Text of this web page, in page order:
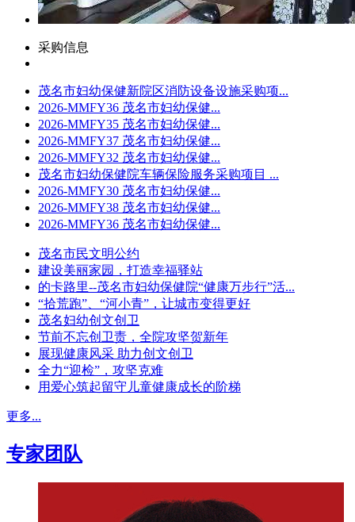
采购信息
茂名市妇幼保健新院区消防设备设施采购项...
2026-MMFY36 茂名市妇幼保健...
2026-MMFY35 茂名市妇幼保健...
2026-MMFY37 茂名市妇幼保健...
2026-MMFY32 茂名市妇幼保健...
茂名市妇幼保健院车辆保险服务采购项目 ...
2026-MMFY30 茂名市妇幼保健...
2026-MMFY38 茂名市妇幼保健...
2026-MMFY36 茂名市妇幼保健...
茂名市民文明公约
建设美丽家园，打造幸福驿站
的卡路里--茂名市妇幼保健院“健康万步行”活...
“拾荒跑”、“河小青”，让城市变得更好
茂名妇幼创文创卫
节前不忘创卫责，全院攻坚贺新年
展现健康风采 助力创文创卫
全力“迎检”，攻坚克难
用爱心筑起留守儿童健康成长的阶梯
更多...
专家团队